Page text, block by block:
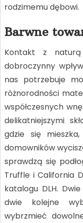
rodzimemu dębowi.
Barwne
Kontakt z
dobroczynny
nas potrzebuje
różnorodności
współczesnych
delikatniejszymi
gdzie się
domowników
sprawdzą się
Truffle i California
katalogu DLH.
dwie kolejne
wybrzmieć